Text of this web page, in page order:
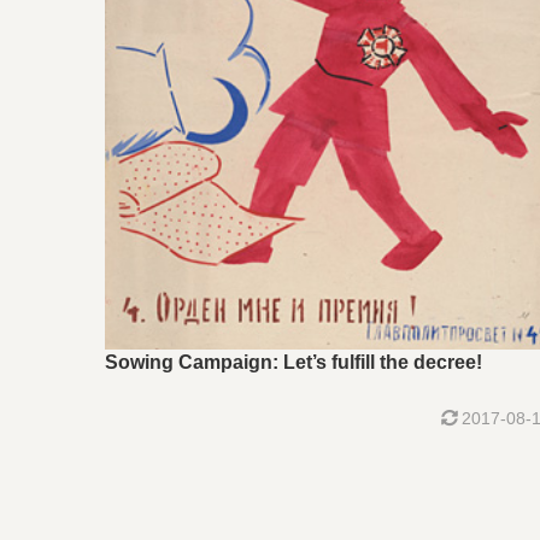
Sowing Campaign: Let’s fulfill the decree!
2017-08-